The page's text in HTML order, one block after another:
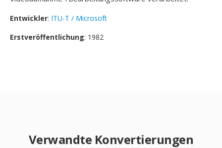
Entwickler: ITU-T / Microsoft
Erstveröffentlichung: 1982
Verwandte Konvertierungen